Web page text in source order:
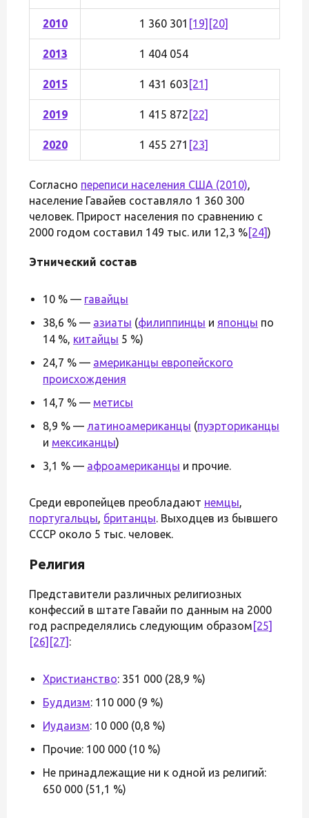
2010 1 360 301 [19] [20]
2013 1 404 054
2015 1 431 603 [21]
2019 1 415 872 [22]
2020 1 455 271 [23]
Согласно переписи населения США (2010),
население Гавайев составляло 1 360 300
человек. Прирост населения по сравнению с
2000 годом составил 149 тыс. или 12,3 %[24])
Этнический состав
10 % — гавайцы
38,6 % — азиаты (филиппинцы и японцы по
14 %, китайцы 5 %)
24,7 % — американцы европейского
происхождения
14,7 % — метисы
8,9 % — латиноамериканцы (пуэрториканцы
и мексиканцы)
3,1 % — афроамериканцы и прочие.
Среди европейцев преобладают немцы,
португальцы, британцы. Выходцев из бывшего
СССР около 5 тыс. человек.
Религия
Представители различных религиозных
конфессий в штате Гавайи по данным на 2000
год распределялись следующим образом [25]
[26] [27] :
Христианство: 351 000 (28,9 %)
Буддизм: 110 000 (9 %)
Иудаизм: 10 000 (0,8 %)
Прочие: 100 000 (10 %)
Не принадлежащие ни к одной из религий:
650 000 (51,1 %)